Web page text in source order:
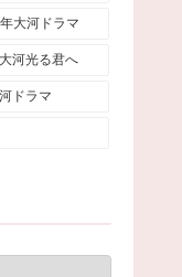
大河ドラマ
河光る君へ
ドラマ